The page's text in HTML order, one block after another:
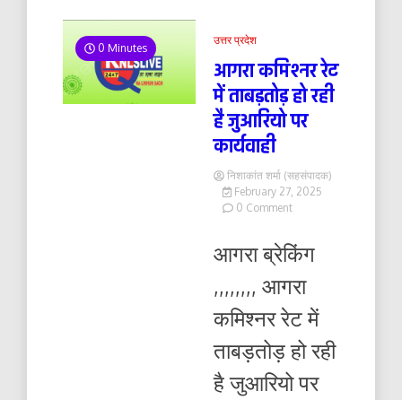
0 Minutes
उत्तर प्रदेश
आगरा कमिश्नर रेट
में ताबड़तोड़ हो रही
है जुआरियो पर
कार्यवाही
निशाकांत शर्मा (सहसंपादक)
February 27, 2025
0 Commenton
रेट
ताबड़तोड़
रही
जुआरियो
कार्यवाही
आगरा ब्रेकिंग
,,,,,,,, आगरा
कमिश्नर रेट में
ताबड़तोड़ हो रही
है जुआरियो पर